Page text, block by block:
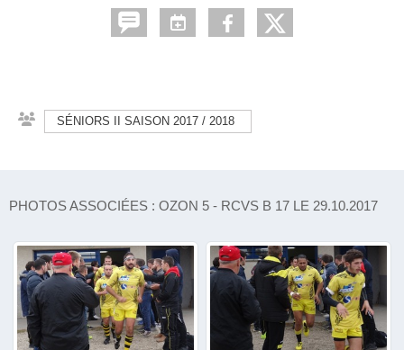
SÉNIORS II SAISON 2017 / 2018
PHOTOS ASSOCIÉES : OZON 5 - RCVS B 17 LE 29.10.2017